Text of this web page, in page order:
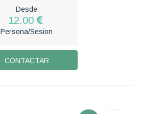
Desde
12.00
Persona/Sesion
CONTACTAR